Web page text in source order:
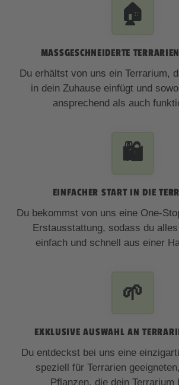
🏠
MASSGESCHNEIDERTE
Du erhältst von uns ein Terrarium,
in dein Zuhause einfügt und
ansprechend als auch
🛍️
EINFACHER START IN DIE
Du bekommst von uns eine One-
Erstausstattung, sodass du
einfach und schnell aus einer
🌱
EXKLUSIVE AUSWAHL AN
Du entdeckst bei uns eine
speziell für Terrarien
Pflanzen, die dein Terrarium